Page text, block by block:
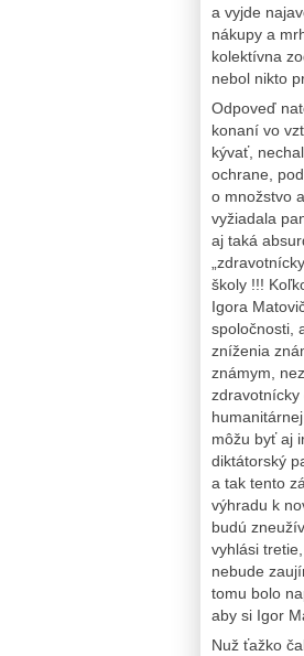
a vyjde
nákupy a
kolektívna
nebol nikto
Odpoveď
konaní vo
kývať,
ochrane,
o množstvo
vyžiadala
aj taká
školy !!!
Igora
spoločnosti,
zníženia
známym,
zdravotnícky
môžu byť aj
diktátorský
a tak tento
výhradu k
budú
vyhlási
nebude
tomu bolo
aby si Igor
Nuž ťažko